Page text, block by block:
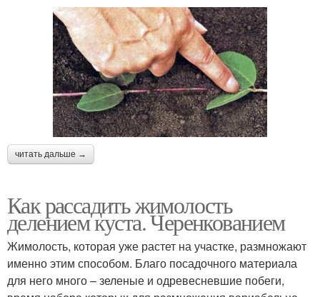
читать дальше →
Как рассадить жимолость
делением куста. Черенкованием
Жимолость, которая уже растет на участке, размножают
именно этим способом. Благо посадочного материала
для него много – зеленые и одревесневшие побеги,